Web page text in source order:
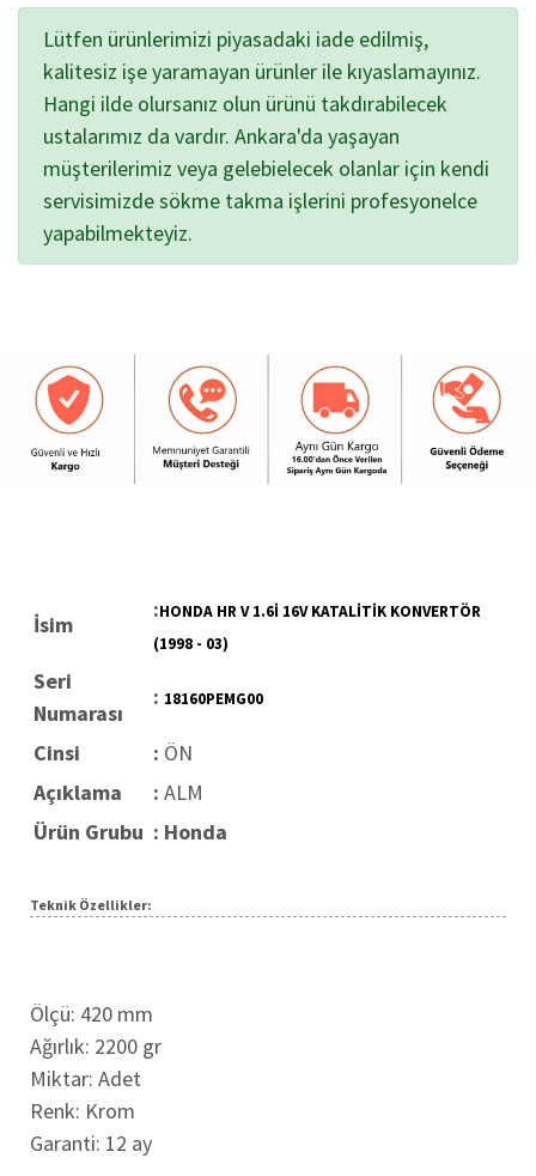
Lütfen ürünlerimizi piyasadaki iade edilmiş,
kalitesiz işe yaramayan ürünler ile kıyaslamayınız.
Hangi ilde olursanız olun ürünü takdırabilecek
ustalarımız da vardır. Ankara'da yaşayan
müşterilerimiz veya gelebielecek olanlar için kendi
servisimizde sökme takma işlerini profesyonelce
yapabilmekteyiz.
İsim
:HONDA HR V 1.6İ 16V KATALİTİK KONVERTÖR
(1998 - 03)
Seri
Numarası
: 18160PEMG00
Cinsi : ÖN
Açıklama
: ALM
Ürün Grubu : Honda
Teknik Özellikler:
Ölçü: 420 mm
Ağırlık: 2200 gr
Miktar: Adet
Renk: Krom
Garanti: 12 ay